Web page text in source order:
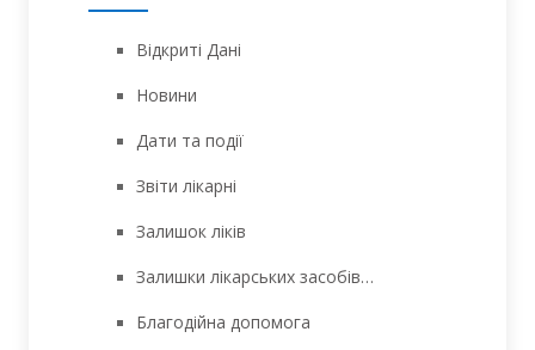
Відкриті Дані
Новини
Дати та події
Звіти лікарні
Залишок ліків
Залишки лікарських засобів…
Благодійна допомога